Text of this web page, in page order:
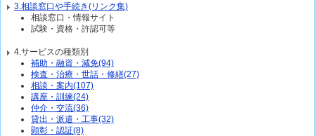
3.相談窓口や手続き(リンク集)
相談窓口・情報サイト
試験・資格・許認可等
4.サービスの種類別
補助・融資・減免(94)
検査・治療・世話・修繕(27)
相談・案内(107)
講座・訓練(24)
仲介・交流(36)
貸出・派遣・工事(32)
顕彰・認証(8)